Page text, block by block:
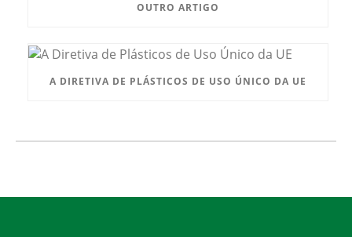
OUTRO ARTIGO
A DIRETIVA DE PLÁSTICOS DE USO ÚNICO DA UE